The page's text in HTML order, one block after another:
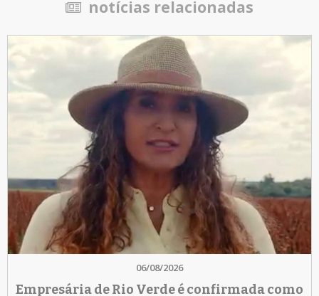
notícias relacionadas
06/08/2026
Empresária de Rio Verde é confirmada como